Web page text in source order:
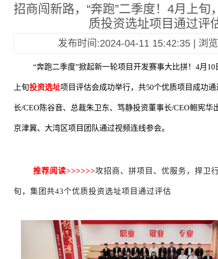
招商闯新路，“奔跑”二季度！4月上旬
质投资选址项目通过评
发布时间:2024-04-11 15:42:35 | 浏
“奔跑二季度”掀起新一轮项目开发赛事大比拼！4月
上旬投资选址项目评估会成功举行，共50个优质项目成功
长/CEO陈谷音、总裁朱卫东、笃静投资董事长/CEO鲍宪华
京津冀、大湾区项目团队通过视频连线参会。
推荐阅读>>>>>>攻招商、拼项目、优服务，捍卫
旬，集团共43个优质投资选址项目通过评估